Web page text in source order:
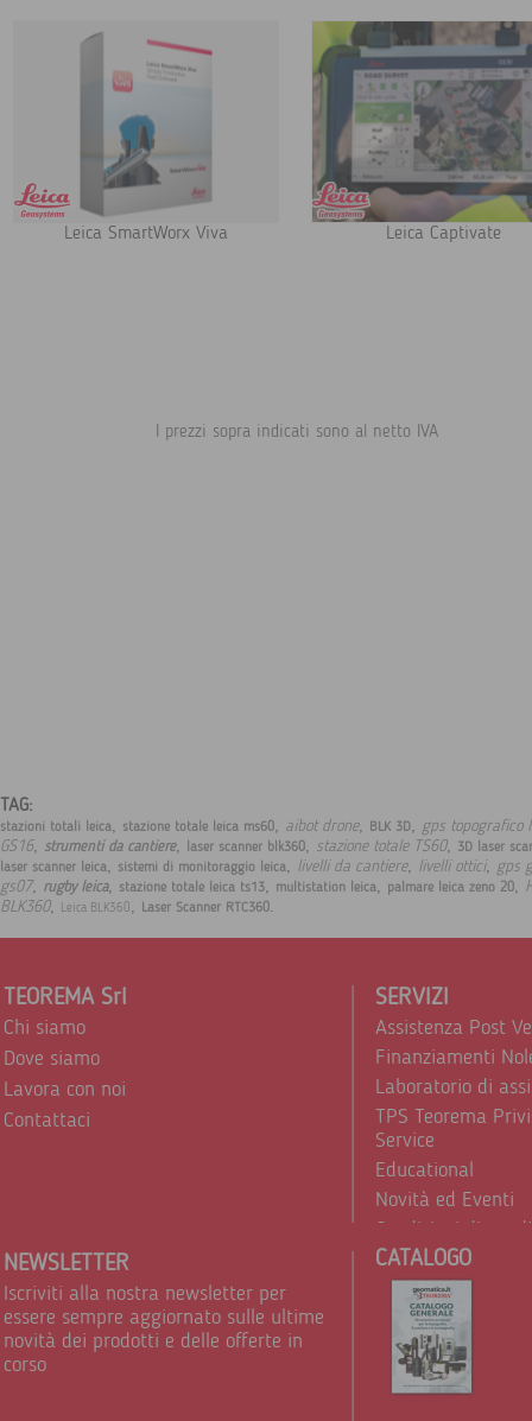
Leica SmartWorx Viva Leica Captivate
I prezzi sopra indicati sono al netto IVA
TAG:
stazioni totali leica, stazione totale leica ms60, aibot drone, BLK 3D, gps topografico
GS16, strumenti da cantiere, laser scanner blk360, stazione totale TS60, 3D laser
laser scanner leica, sistemi di monitoraggio leica, livelli da cantiere, livelli ottici, gps
gs07, rugby leica, stazione totale leica ts13, multistation leica, palmare leica zeno 20,
BLK360, Leica BLK360, Laser Scanner RTC360.
TEOREMA Srl
Chi siamo
Dove siamo
Lavora con noi
Contattaci
SERVIZI
Assistenza Post
Finanziamenti
Laboratorio di
TPS Teorema
Service
Educational
Novità ed Eventi
Condizioni di
Trattamento dei
NEWSLETTER
Iscriviti alla nostra newsletter per
essere sempre aggiornato sulle ultime
novità dei prodotti e delle offerte in
corso
CATALOGO